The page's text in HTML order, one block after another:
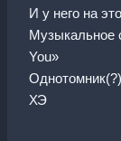
И у него на
Музыкальное
You»
Однотомник(?)
ХЭ